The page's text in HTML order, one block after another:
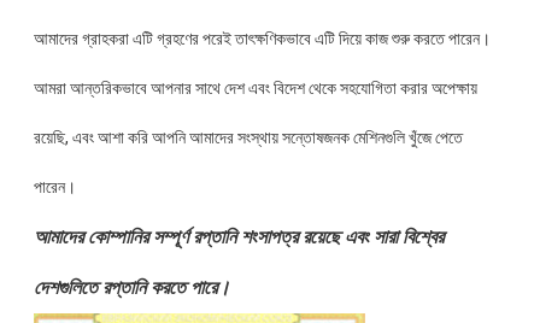
আমাদের গ্রাহকরা এটি গ্রহণের পরেই তাৎক্ষণিকভাবে এটি দিয়ে কাজ শুরু করতে পারেন।
আমরা আন্তরিকভাবে আপনার সাথে দেশ এবং বিদেশ থেকে সহযোগিতা করার অপেক্ষায়
রয়েছি, এবং আশা করি আপনি আমাদের সংস্থায় সন্তোষজনক মেশিনগুলি খুঁজে পেতে
পারেন।
আমাদের কোম্পানির সম্পূর্ণ রপ্তানি শংসাপত্র রয়েছে এবং সারা বিশ্বের
দেশগুলিতে রপ্তানি করতে পারে।